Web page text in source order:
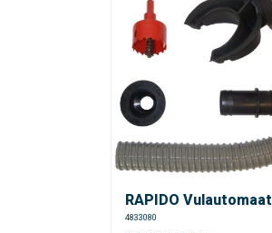
RAPIDO Vulautomaat
4833080